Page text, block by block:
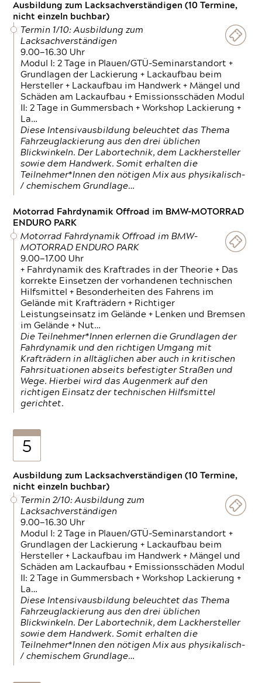
Ausbildung zum Lacksachverständigen (10 Termine,
nicht einzeln buchbar)
Termin 1/10: Ausbildung zum
Lacksachverständigen
9.00—16.30 Uhr
Modul I: 2 Tage in Plauen/GTÜ-Seminarstandort +
Grundlagen der Lackierung + Lackaufbau beim
Hersteller + Lackaufbau im Handwerk + Mängel und
Schäden am Lackaufbau + Emissionsschäden Modul
II: 2 Tage in Gummersbach + Workshop Lackierung +
La…
Diese Intensivausbildung beleuchtet das Thema
Fahrzeuglackierung aus den drei üblichen
Blickwinkeln. Der Labortechnik, dem Lackhersteller
sowie dem Handwerk. Somit erhalten die
Teilnehmer*Innen den nötigen Mix aus physikalisch-
/ chemischem Grundlage…
Motorrad Fahrdynamik Offroad im BMW-MOTORRAD
ENDURO PARK
Motorrad Fahrdynamik Offroad im BMW-
MOTORRAD ENDURO PARK
9.00—17.00 Uhr
+ Fahrdynamik des Kraftrades in der Theorie + Das
korrekte Einsetzen der vorhandenen technischen
Hilfsmittel + Besonderheiten des Fahrens im
Gelände mit Krafträdern + Richtiger
Leistungseinsatz im Gelände + Lenken und Bremsen
im Gelände + Nut…
Die Teilnehmer*Innen erlernen die Grundlagen der
Fahrdynamik und den richtigen Umgang mit
Krafträdern in alltäglichen aber auch in kritischen
Fahrsituationen abseits befestigter Straßen und
Wege. Hierbei wird das Augenmerk auf den
richtigen Einsatz der technischen Hilfsmittel
gerichtet.
5
Ausbildung zum Lacksachverständigen (10 Termine,
nicht einzeln buchbar)
Termin 2/10: Ausbildung zum
Lacksachverständigen
9.00—16.30 Uhr
Modul I: 2 Tage in Plauen/GTÜ-Seminarstandort +
Grundlagen der Lackierung + Lackaufbau beim
Hersteller + Lackaufbau im Handwerk + Mängel und
Schäden am Lackaufbau + Emissionsschäden Modul
II: 2 Tage in Gummersbach + Workshop Lackierung +
La…
Diese Intensivausbildung beleuchtet das Thema
Fahrzeuglackierung aus den drei üblichen
Blickwinkeln. Der Labortechnik, dem Lackhersteller
sowie dem Handwerk. Somit erhalten die
Teilnehmer*Innen den nötigen Mix aus physikalisch-
/ chemischem Grundlage…